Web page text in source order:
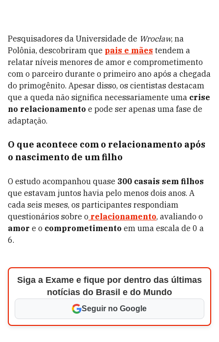
Pesquisadores da Universidade de Wrocław, na
Polônia, descobriram que pais e mães tendem a
relatar níveis menores de amor e comprometimento
com o parceiro durante o primeiro ano após a chegada
do primogênito. Apesar disso, os cientistas destacam
que a queda não significa necessariamente uma crise
no relacionamento e pode ser apenas uma fase de
adaptação.
O que acontece com o relacionamento após
o nascimento de um filho
O estudo acompanhou quase 300 casais sem filhos
que estavam juntos havia pelo menos dois anos. A
cada seis meses, os participantes respondiam
questionários sobre o relacionamento, avaliando o
amor e o comprometimento em uma escala de 0 a
6.
Siga a Exame e fique por dentro das últimas
notícias do Brasil e do Mundo
Seguir no Google